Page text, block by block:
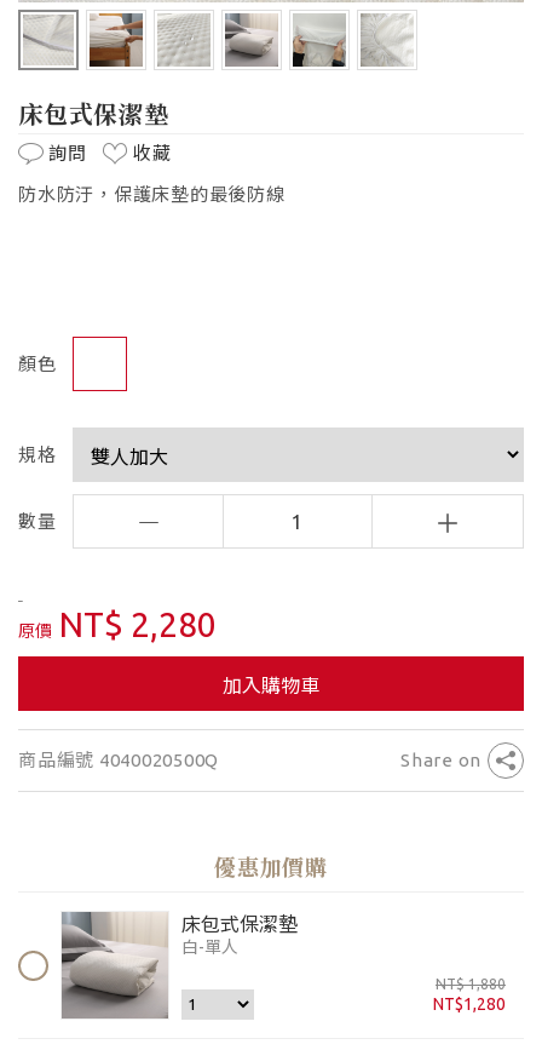
床包式保潔墊
詢問
收藏
防水防汙，保護床墊的最後防線
顏色
規格
數量 1
原價 NT$ 2,280
加入購物車
商品編號 4040020500Q Share on
優惠加價購
床包式保潔墊
白-單人
NT$1,280
NT$ 1,880